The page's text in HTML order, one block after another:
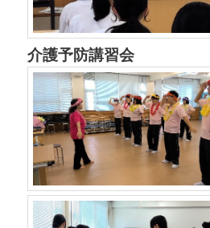
介護予防講習会